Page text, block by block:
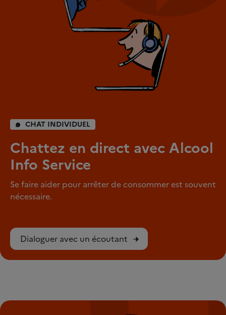
CHAT INDIVIDUEL
Chattez en direct avec Alcool
Info Service
Se faire aider pour arrêter de consommer est souvent
nécessaire.
Dialoguer avec un écoutant